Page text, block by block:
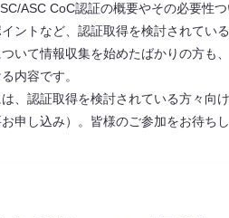
ASC CoC認証の概要やその必要性
ントなど、認証取得を検討されてい
いて情報収集を始めたばかりの方も
内容です。
、認証取得を検討されている方々向
申し込み）。皆様のご参加をお待ちし